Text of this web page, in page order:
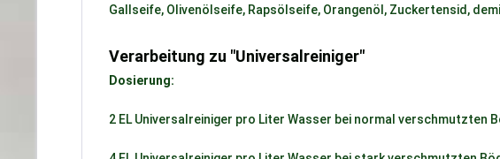
Gallseife, Olivenölseife, Rapsölseife, Orangenöl, Zuckertensid,
Verarbeitung zu "Universalreiniger"
Dosierung:
2 EL Universalreiniger pro Liter Wasser bei normal verschmutzten